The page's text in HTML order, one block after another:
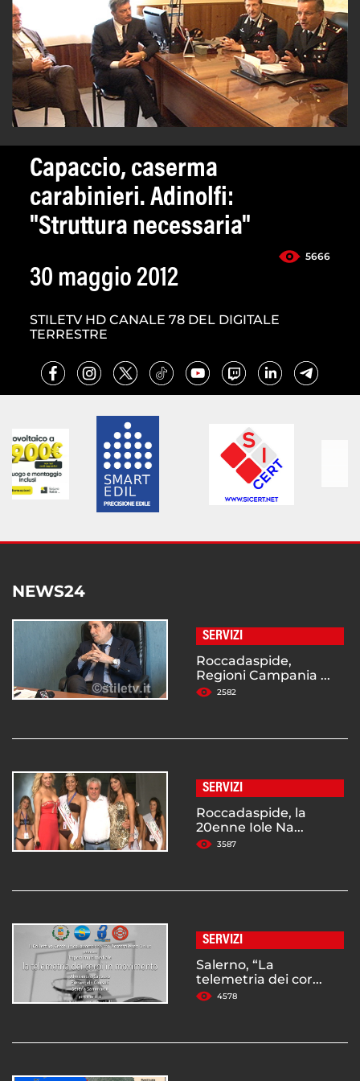
Capaccio, caserma
carabinieri. Adinolfi:
"Struttura necessaria"
5666
30 maggio 2012
STILETV HD CANALE 78 DEL DIGITALE
TERRESTRE
NEWS24
SERVIZI
Roccadaspide,
Regioni Campania ...
2582
SERVIZI
Roccadaspide, la
20enne Iole Na...
3587
SERVIZI
Salerno, “La
telemetria dei cor...
4578